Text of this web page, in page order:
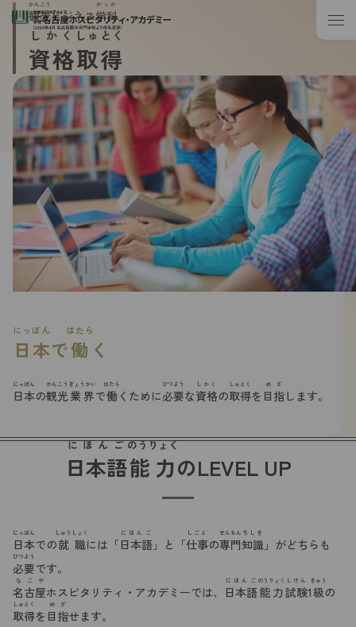
観光
かんこう
ビジネス学科
がっか
資格
しかく
取得
しゅとく
日本
にっぽん
で働
はたら
く
日本
にっぽん
の観光
かんこう
業界
ぎょうかい
で働
はたら
くために必要
ひつよう
な資格
しかく
の取得
しゅとく
を 目指
めざ
します。
日本語
にほんご
能力
のうりょく
のLEVEL UP
日本
にっぽん
での就職
しゅうしょく
には「日本語
にほんご
」と「仕事
しごと
の専門
せんもん
知識
ちしき
」がどちらも
必要
ひつよう
です。
名古屋
なごや
ホスピタリティ・アカデミーでは、 日本語
にほんご
能力
のうりょく
試験
しけん
1級
きゅう
の
取得
しゅとく
を 目指
めざ
せます。